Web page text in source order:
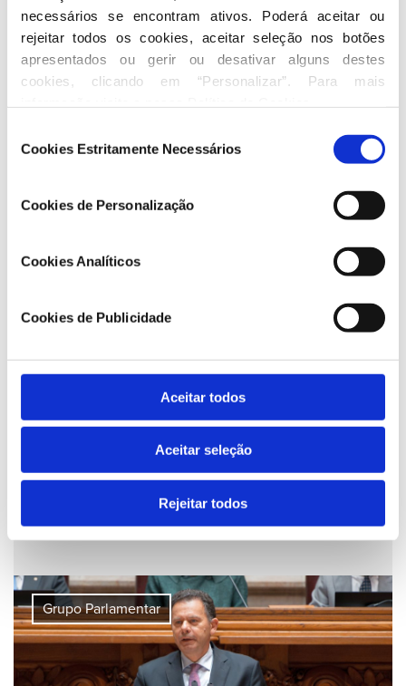
necessários se encontram ativos. Poderá aceitar ou
rejeitar todos os cookies, aceitar seleção nos botões
apresentados ou gerir ou desativar alguns destes
cookies, clicando em “Personalizar”. Para mais
deCookies Estritamente Necessários
Cookies de Personalização
Cookies Analíticos
Cookies de Publicidade
Aceitar todos
Aceitar seleção
Rejeitar todos
Portugal maior
PSD
Trabalhar. Fazer Portugal maior
20 06 2026
Grupo Parlamentar